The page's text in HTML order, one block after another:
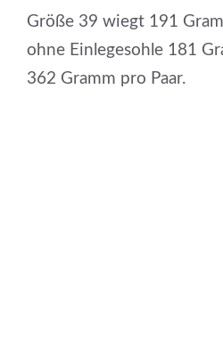
Größe 39 wiegt 191
ohne Einlegesohle 181
362 Gramm pro Paar.